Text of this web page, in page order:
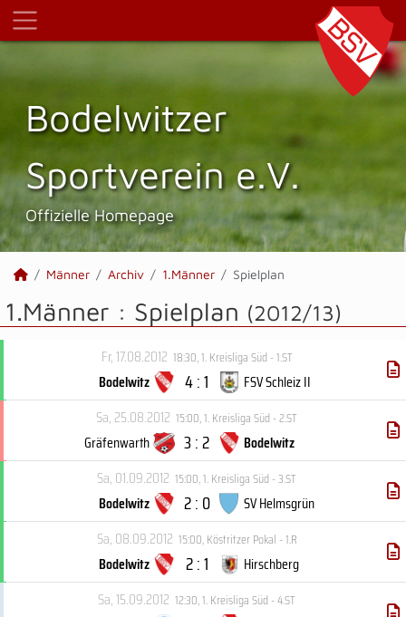
Bodelwitzer
Sportverein e.V.
Offizielle Homepage
Männer Archiv 1.Männer Spielplan
1.Männer : Spielplan (2012/13)
Fr, 17.08.2012 18:30,1. Kreisliga Süd - 1.ST
Bodelwitz 4 : 1
FSV Schleiz II
Sa, 25.08.2012 15:00,1. Kreisliga Süd - 2.ST
Gräfenwarth 3 : 2
Bodelwitz
Sa, 01.09.2012 15:00,1. Kreisliga Süd - 3.ST
Bodelwitz 2 : 0
SV Helmsgrün
Sa, 08.09.2012 15:00,Köstritzer Pokal - 1.R
Bodelwitz 2 : 1
Hirschberg
Sa, 15.09.2012 12:30,1. Kreisliga Süd - 4.ST